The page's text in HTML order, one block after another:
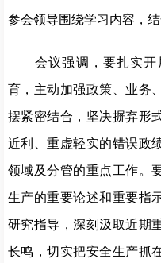
参会领导围绕学习内容，
会议强调，要扎实
育，主动加强政策、业务
摆紧密结合，坚决摒弃形
近利、重虚轻实的错误政
领域及分管的重点工作。
生产的重要论述和重要指
研究指导，深刻汲取近期
长鸣，切实把安全生产抓